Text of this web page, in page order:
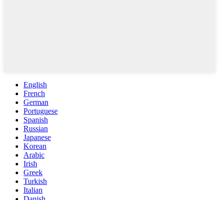
English
French
German
Portuguese
Spanish
Russian
Japanese
Korean
Arabic
Irish
Greek
Turkish
Italian